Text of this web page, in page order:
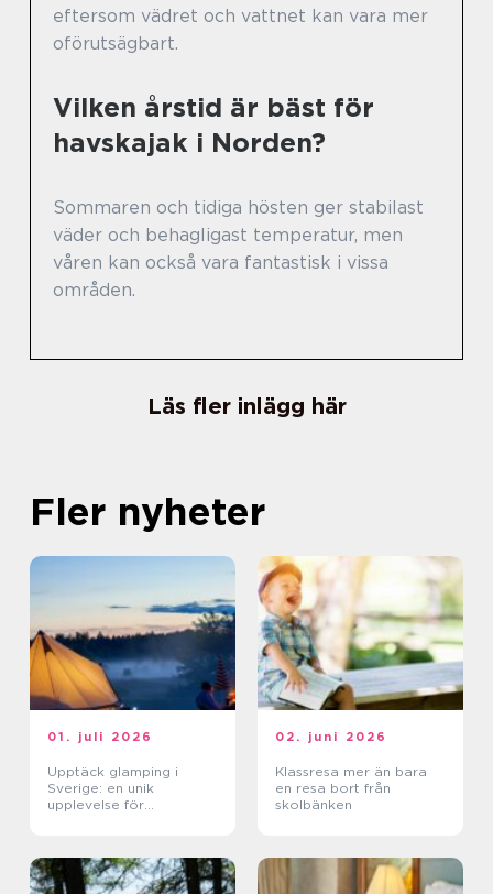
eftersom vädret och vattnet kan vara mer
oförutsägbart.
Vilken årstid är bäst för
havskajak i Norden?
Sommaren och tidiga hösten ger stabilast
väder och behagligast temperatur, men
våren kan också vara fantastisk i vissa
områden.
Läs fler inlägg här
Fler nyheter
01. juli 2026
Upptäck glamping i
Sverige: en unik
upplevelse för
02. juni 2026
Klassresa mer än bara
en resa bort från
skolbänken